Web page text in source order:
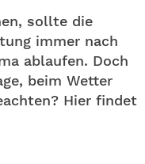
sollte die
immer nach
ablaufen. Doch
beim Wetter
Hier findet